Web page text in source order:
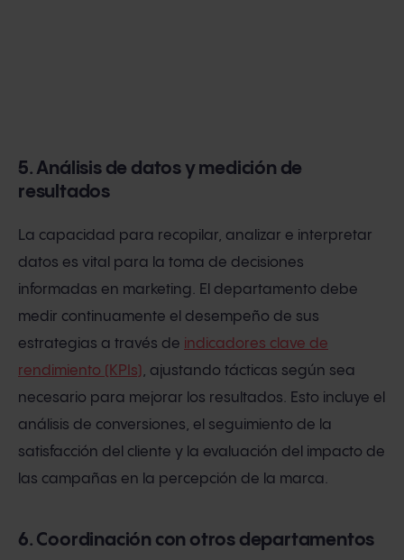
5. Análisis de datos y medición de
resultados
La capacidad para recopilar, analizar e interpretar
datos es vital para la toma de decisiones
informadas en marketing. El departamento debe
medir continuamente el desempeño de sus
estrategias a través de indicadores clave de
rendimiento (KPIs) , ajustando tácticas según sea
necesario para mejorar los resultados. Esto incluye el
análisis de conversiones, el seguimiento de la
satisfacción del cliente y la evaluación del impacto de
las campañas en la percepción de la marca.
6. Coordinación con otros departamentos